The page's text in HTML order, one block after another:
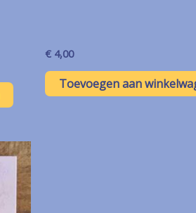
€ 4,00
Toevoegen aan